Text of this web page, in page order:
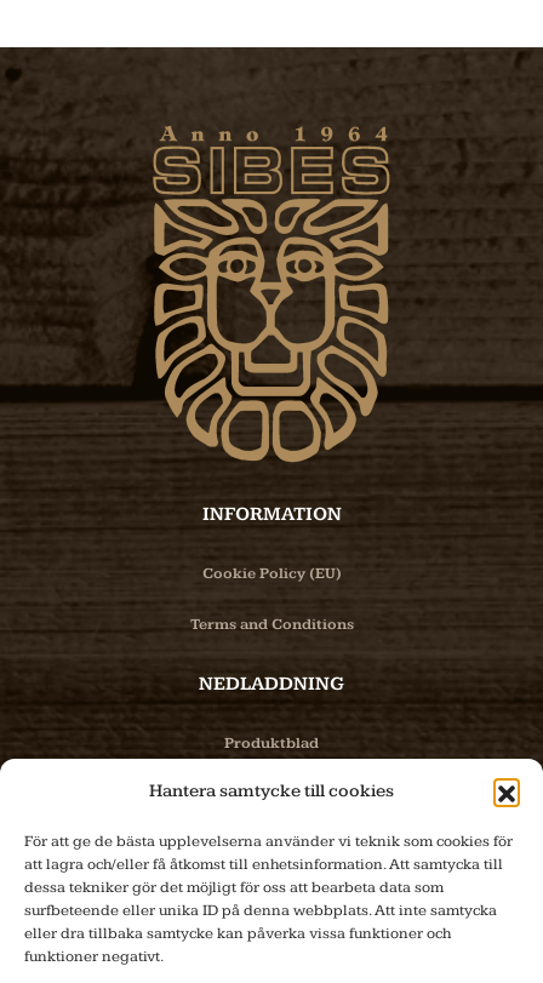
Hantera samtycke till cookies
För att ge de bästa upplevelserna använder vi teknik som cookies för
att lagra och/eller få åtkomst till enhetsinformation. Att samtycka till
dessa tekniker gör det möjligt för oss att bearbeta data som
surfbeteende eller unika ID på denna webbplats. Att inte samtycka
eller dra tillbaka samtycke kan påverka vissa funktioner och
funktioner negativt.
INFORMATION
Cookie Policy (EU)
Terms and Conditions
NEDLADDNING
Produktblad
Bilder
PRODUKTER
Produktinfo